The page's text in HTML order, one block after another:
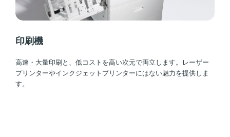
印刷機
高速・大量印刷と、低コストを高い次元で両立します。レーザー
プリンターやインクジェットプリンターにはない魅力を提供しま
す。